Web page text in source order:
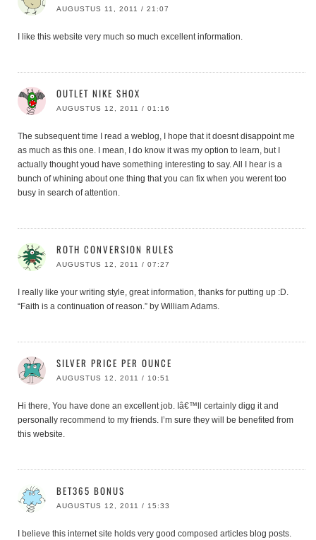
AUGUSTUS 11, 2011 / 21:07
I like this website very much so much excellent information.
OUTLET NIKE SHOX
AUGUSTUS 12, 2011 / 01:16
The subsequent time I read a weblog, I hope that it doesnt disappoint me
as much as this one. I mean, I do know it was my option to learn, but I
actually thought youd have something interesting to say. All I hear is a
bunch of whining about one thing that you can fix when you werent too
busy in search of attention.
ROTH CONVERSION RULES
AUGUSTUS 12, 2011 / 07:27
I really like your writing style, great information, thanks for putting up :D.
“Faith is a continuation of reason.” by William Adams.
SILVER PRICE PER OUNCE
AUGUSTUS 12, 2011 / 10:51
Hi there, You have done an excellent job. Iâ€™ll certainly digg it and
personally recommend to my friends. I’m sure they will be benefited from
this website.
BET365 BONUS
AUGUSTUS 12, 2011 / 15:33
I believe this internet site holds very good composed articles blog posts.